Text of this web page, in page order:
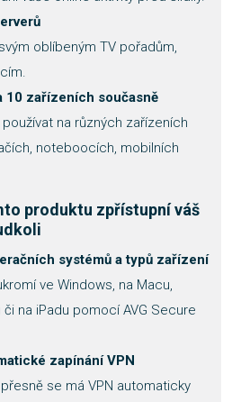
oblíbeným TV pořadům,
10 zařízeních současně
na různých zařízeních
noteboocích, mobilních
produktu zpřístupní váš
systémů a typů zařízení
ve Windows, na Macu,
či na iPadu pomocí AVG Secure
zapínání VPN
se má VPN automaticky